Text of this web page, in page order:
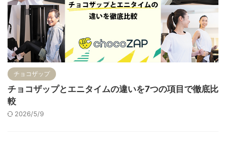
チョコザップ
チョコザップとエニタイムの違いを7つの項目で徹底比
較
2026/5/9